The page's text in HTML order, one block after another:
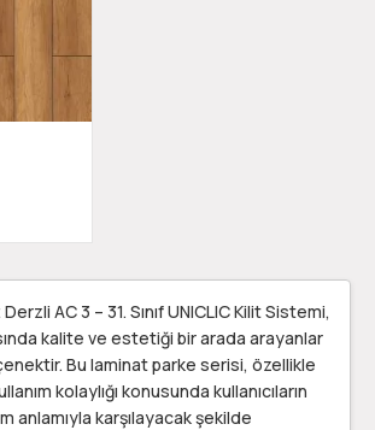
AC 3 – 31. Sınıf UNICLIC Kilit Sistemi,
kalite ve estetiği bir arada arayanlar
Bu laminat parke serisi, özellikle
kolaylığı konusunda kullanıcıların
anlamıyla karşılayacak şekilde